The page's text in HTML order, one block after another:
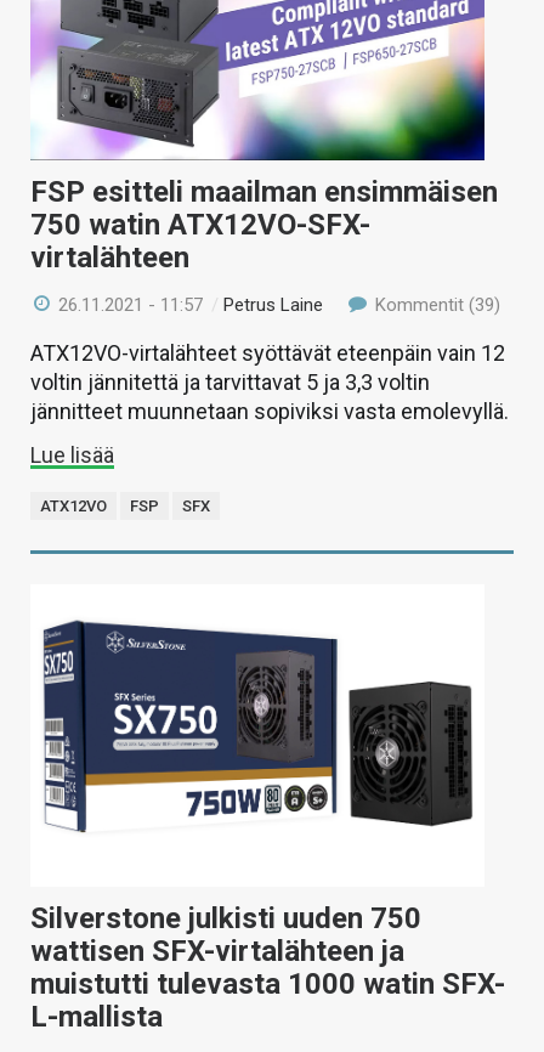
FSP esitteli maailman ensimmäisen
750 watin ATX12VO-SFX-
virtalähteen
26.11.2021 - 11:57 /Petrus Laine Kommentit (39)
ATX12VO-virtalähteet syöttävät eteenpäin vain 12
voltin jännitettä ja tarvittavat 5 ja 3,3 voltin
jännitteet muunnetaan sopiviksi vasta emolevyllä.
Lue lisää
ATX12VO FSP SFX
Silverstone julkisti uuden 750
wattisen SFX-virtalähteen ja
muistutti tulevasta 1000 watin SFX-
L-mallista